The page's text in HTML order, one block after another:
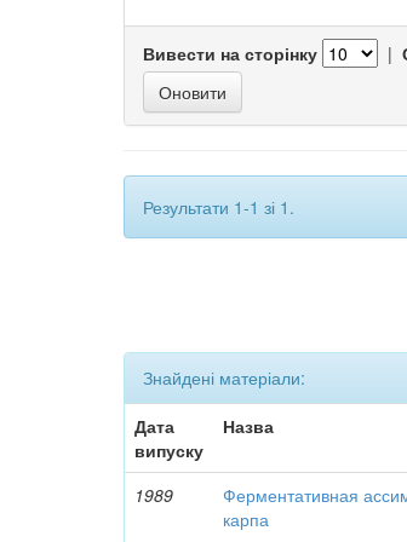
Вивести на сторінку |
Результати 1-1 зі 1.
Знайдені матеріали:
Дата
випуску
Назва
1989
Ферментативная
карпа